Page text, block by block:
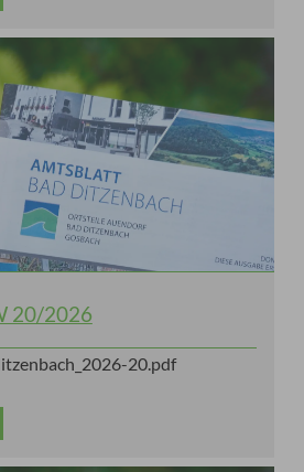
20/2026
20.pdf